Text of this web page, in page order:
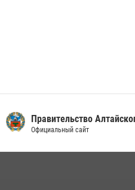
Правительство
Официальный сайт